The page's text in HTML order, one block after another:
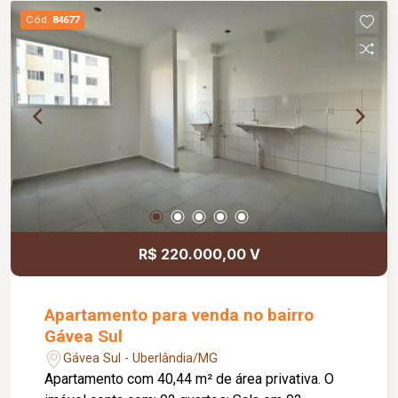
Cód. 84677
R$ 220.000,00 V
Apartamento para venda no bairro
Gávea Sul
Gávea Sul - Uberlândia/MG
Apartamento com 40,44 m² de área privativa. O